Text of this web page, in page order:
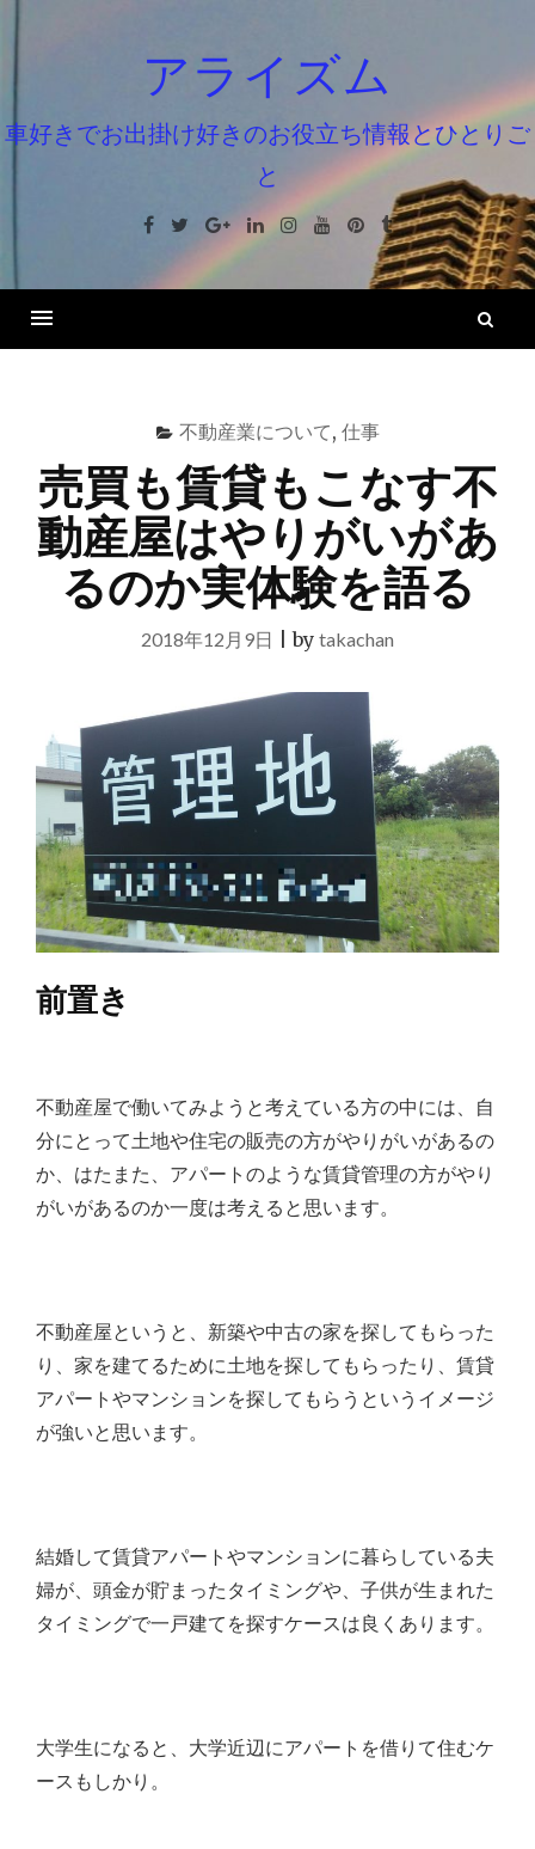
ン
ツ
ッ
アライズム
車好きでお出掛け好きのお役立ち情報とひとりご
と
Facebook
TwitterGoogle+LinkedinInstagramYoutube
Pinterest
Tumblr
不動産業について, 仕事
売買も賃貸もこなす不
動産屋はやりがいがあ
るのか実体験を語る
2018年12月9日 |by takachan
前置き
不動産屋で働いてみようと考えている方の中には、自
分にとって土地や住宅の販売の方がやりがいがあるの
か、はたまた、アパートのような賃貸管理の方がやり
がいがあるのか一度は考えると思います。
不動産屋というと、新築や中古の家を探してもらった
り、家を建てるために土地を探してもらったり、賃貸
アパートやマンションを探してもらうというイメージ
が強いと思います。
結婚して賃貸アパートやマンションに暮らしている夫
婦が、頭金が貯まったタイミングや、子供が生まれた
タイミングで一戸建てを探すケースは良くあります。
大学生になると、大学近辺にアパートを借りて住むケ
ースもしかり。